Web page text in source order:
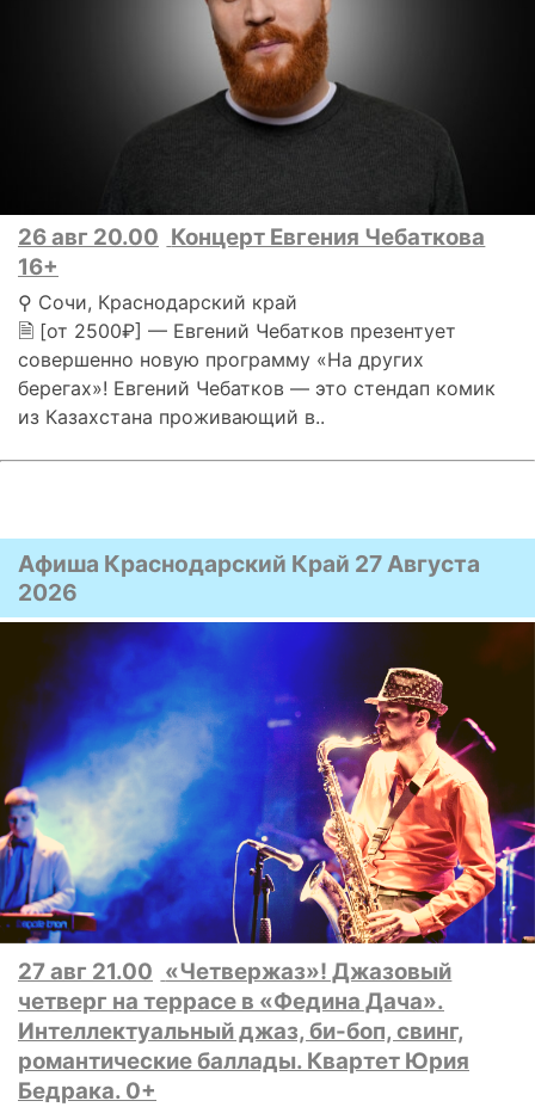
26 авг 20.00 Концерт Евгения Чебаткова
16+
⚲ Сочи, Краснодарский край
🗎 [от 2500₽] — Евгений Чебатков презентует
совершенно новую программу «На других
берегах»! Евгений Чебатков — это стендап комик
из Казахстана проживающий в..
Афиша Краснодарский Край 27 Августа
2026
27 авг 21.00 «Четвержаз»! Джазовый
четверг на террасе в «Федина Дача».
Интеллектуальный джаз, би-боп, свинг,
романтические баллады. Квартет Юрия
Бедрака. 0+